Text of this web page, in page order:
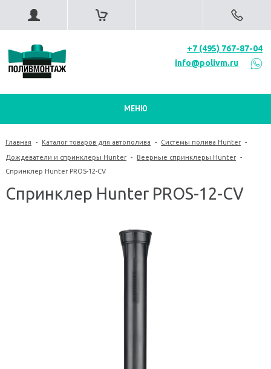
+7 (495) 767-87-04
info@polivm.ru
МЕНЮ
Главная - Каталог товаров для автополива - Системы полива Hunter -
Дождеватели и спринклеры Hunter - Веерные спринклеры Hunter -
Спринклер Hunter PROS-12-CV
Спринклер Hunter PROS-12-CV